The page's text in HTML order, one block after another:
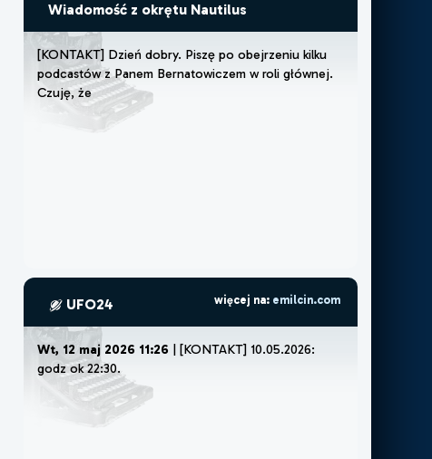
Wiadomość z okrętu Nautilus
[KONTAKT] Dzień dobry. Piszę po obejrzeniu kilku
podcastów z Panem Bernatowiczem w roli głównej.
Czuję, że muszę lub
UFO24 więcej na: emilcin.com
Wt, 12 maj 2026 11:26 | [KONTAKT] 10.05.2026:
godz ok 22:30. Poszl